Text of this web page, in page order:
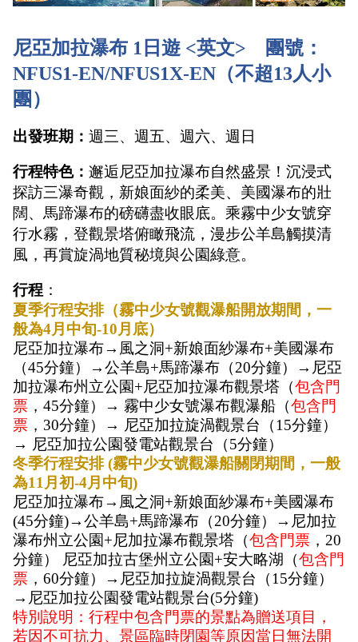
尼亞加拉瀑布 1日遊 <英文>    團號：
NFUS1-EN/NFUS1X-EN（不超13人小
團）
出發班期： 週三、週五、週六、週日
行程特色： 邂逅尼亞加拉瀑布自然盛景！沉浸式
探訪三瀑奇觀，新娘面紗的柔美、美國瀑布的壯
闊、馬蹄瀑布的磅礴盡收眼底。乘霧中少女號穿
行水霧，登觀景塔俯瞰飛流，漫步公羊島觸摸清
風，再賞旋渦地質秘境與公園綠意。
行程 ：
夏季行程安排（霧中少女號觀瀑船開放期間，一
般為4月中旬-10月底）
尼亞加拉瀑布→風之洞+新娘面紗瀑布+美國瀑布
（45分鐘）→公羊島+馬蹄瀑布（20分鐘）→尼亞
加拉瀑布州立公園+尼亞加拉瀑布觀景塔（包含門
票 ，45分鐘）→ 霧中少女號瀑布觀瀑船（包含門
票 ，30分鐘）→ 尼亞加拉旋渦觀景台（15分鐘）
→ 尼亞加拉公園發電站觀景台（5分鐘）
冬季行程安排 (霧中少女號觀瀑船關閉期間，一般
為11月初-4月中旬)
尼亞加拉瀑布→風之洞+新娘面紗瀑布+美國瀑布
(45分鐘)→公羊島+馬蹄瀑布（20分鐘）→尼加拉
瀑布州立公園+尼加拉瀑布觀景塔（包含門票 ，20
分鐘） 尼亞加拉古堡州立公園+安大略湖（包含門
票 ，60分鐘）→尼亞加拉旋渦觀景台（15分鐘）
→尼亞加拉公園發電站觀景台(5分鐘)
特別說明： 行程中包含門票的景點為贈送項目，
若因不可抗力、景區臨時閉園等原因當日無法開